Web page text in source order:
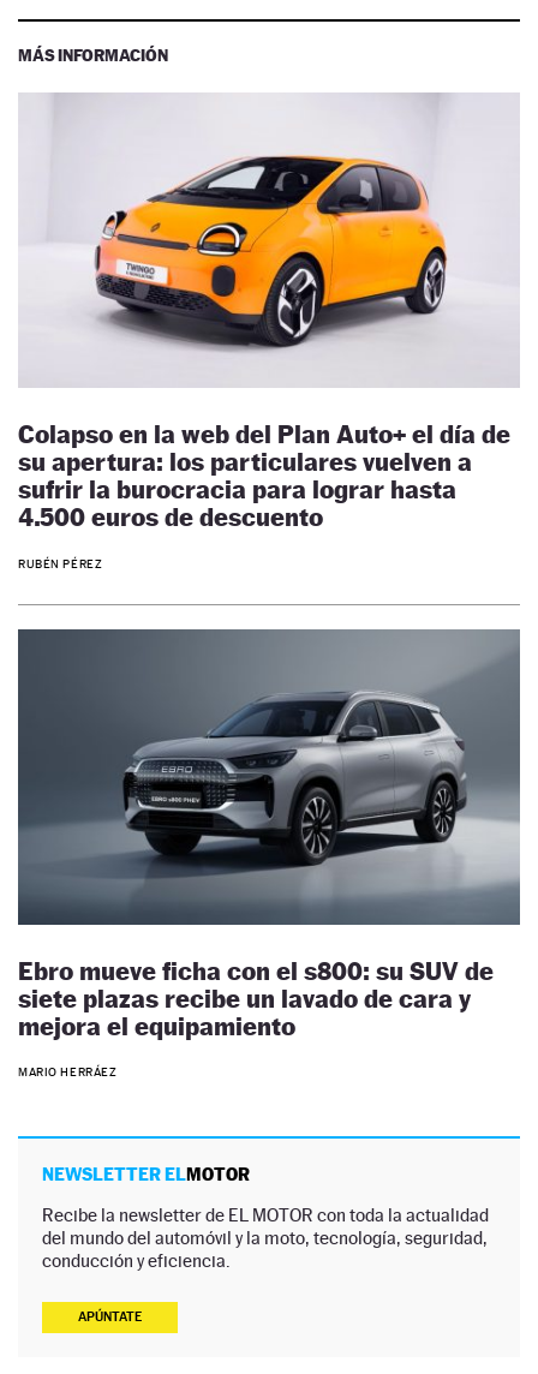
MÁS INFORMACIÓN
Colapso en la web del Plan Auto+ el día de
su apertura: los particulares vuelven a
sufrir la burocracia para lograr hasta
4.500 euros de descuento
RUBÉN PÉREZ
Ebro mueve ficha con el s800: su SUV de
siete plazas recibe un lavado de cara y
mejora el equipamiento
MARIO HERRÁEZ
NEWSLETTER ELMOTOR
Recibe la newsletter de EL MOTOR con toda la actualidad
del mundo del automóvil y la moto, tecnología, seguridad,
conducción y eficiencia.
APÚNTATE